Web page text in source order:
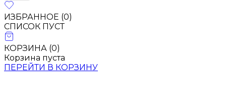
ИЗБРАННОЕ (0)
СПИСОК ПУСТ
КОРЗИНА (0)
Корзина пуста
ПЕРЕЙТИ В КОРЗИНУ